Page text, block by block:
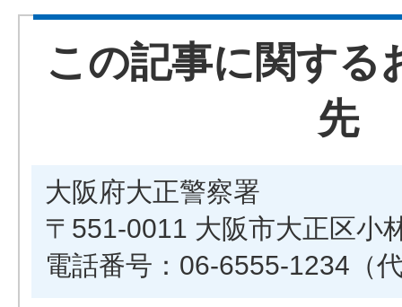
この記事に関する
先
大阪府大正警察署
〒551-0011 大阪市大正区小
電話番号：06-6555-1234（